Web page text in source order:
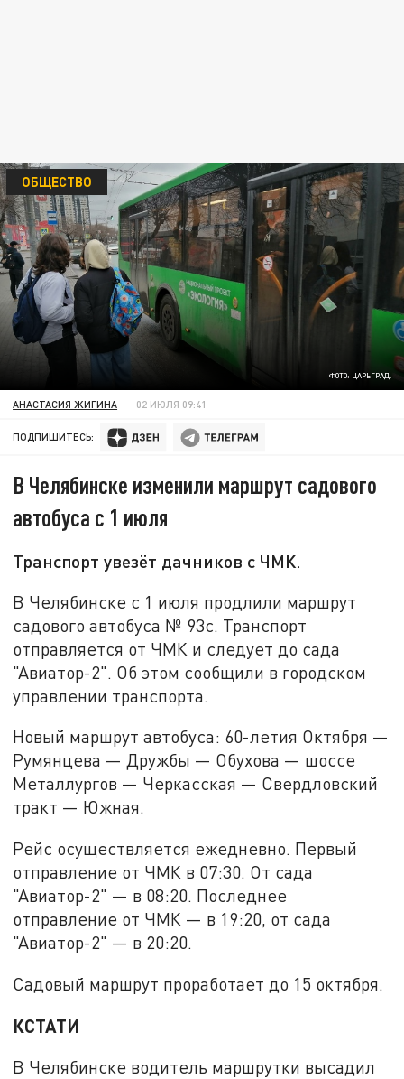
ФОТО: ЦАРЬГРАД.
ОБЩЕСТВО
АНАСТАСИЯ ЖИГИНА 02 ИЮЛЯ 09:41
ПОДПИШИТЕСЬ:
В Челябинске изменили маршрут садового
автобуса с 1 июля
Транспорт увезёт дачников с ЧМК.
В Челябинске с 1 июля продлили маршрут
садового автобуса № 93с. Транспорт
отправляется от ЧМК и следует до сада
"Авиатор-2". Об этом сообщили в городском
управлении транспорта.
Новый маршрут автобуса: 60-летия Октября —
Румянцева — Дружбы — Обухова — шоссе
Металлургов — Черкасская — Свердловский
тракт — Южная.
Рейс осуществляется ежедневно. Первый
отправление от ЧМК в 07:30. От сада
"Авиатор-2" — в 08:20. Последнее
отправление от ЧМК — в 19:20, от сада
"Авиатор-2" — в 20:20.
Садовый маршрут проработает до 15 октября.
КСТАТИ
В Челябинске водитель маршрутки высадил